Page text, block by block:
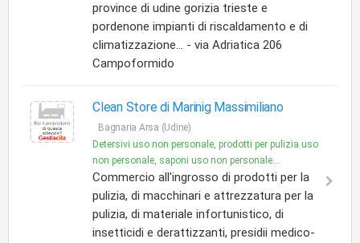
province di udine gorizia trieste e
pordenone impianti di riscaldamento e di
climatizzazione... - via Adriatica 206
Campoformido
Clean Store di Marinig Massimiliano
Bagnaria Arsa (Udine)
Detersivi uso non personale, prodotti per pulizia uso
non personale, saponi uso non personale...
Commercio all'ingrosso di prodotti per la
pulizia, di macchinari e attrezzatura per la
pulizia, di materiale infortunistico, di
insetticidi e derattizzanti, presidii medico-